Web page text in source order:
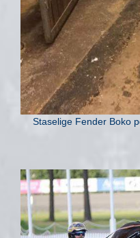
Staselige Fender Boko